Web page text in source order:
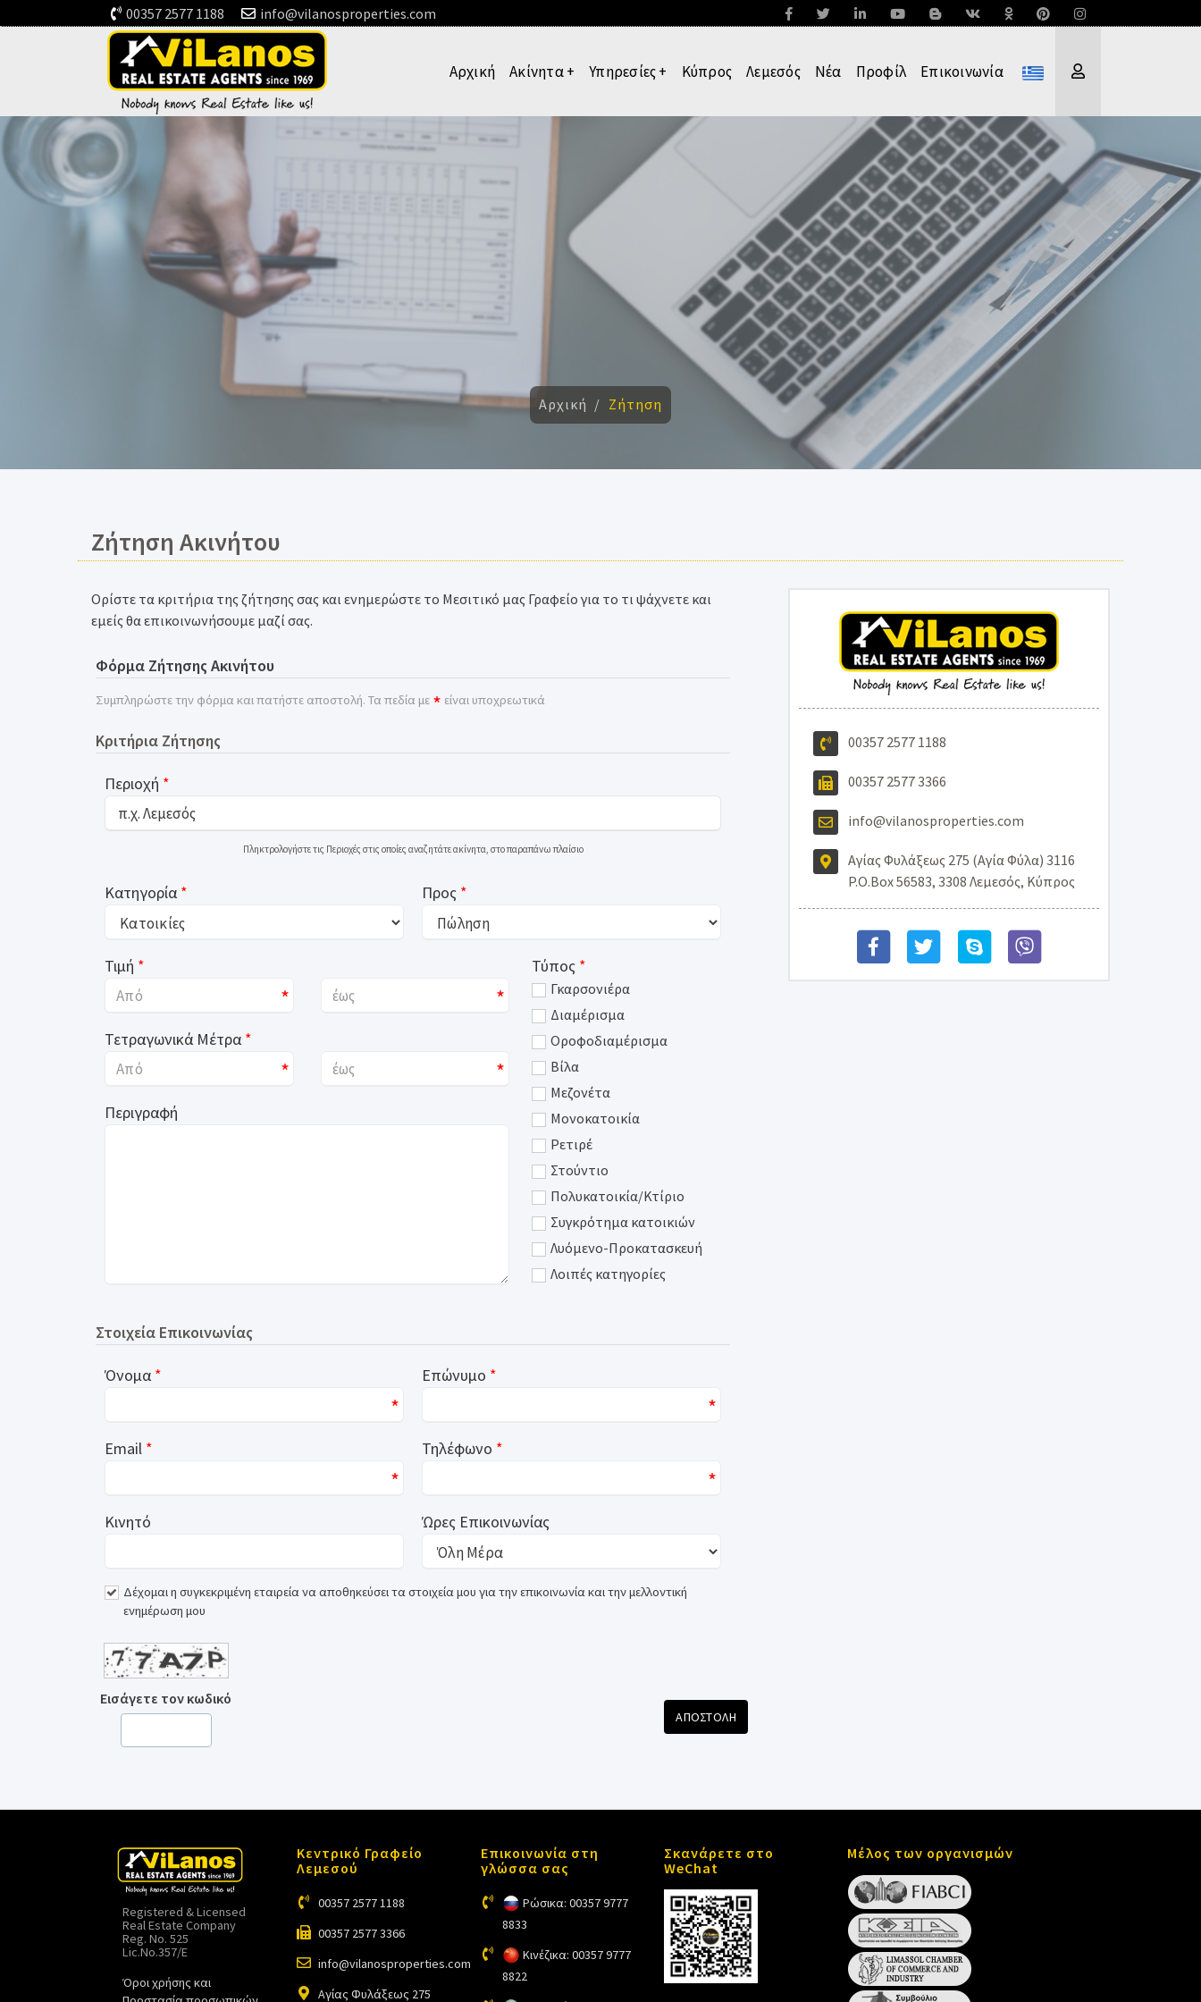
00357 2577 1188 info@vilanosproperties.com
Αρχική Ακίνητα+ Υπηρεσίες+ Κύπρος Λεμεσός Νέα Προφίλ Επικοινωνία
Αρχική Ζήτηση
Ζήτηση Ακινήτου
Ορίστε τα κριτήρια της ζήτησης σας και ενημερώστε το Μεσιτικό μας Γραφείο για το τι ψάχνετε και
εμείς θα επικοινωνήσουμε μαζί σας.
Φόρμα Ζήτησης Ακινήτου
Συμπληρώστε την φόρμα και πατήστε αποστολή. Τα πεδία με * είναι υποχρεωτικά
Κριτήρια Ζήτησης
Περιοχή *
Πληκτρολογήστε τις Περιοχές στις οποίες αναζητάτε ακίνητα, στο παραπάνω πλαίσιο
Κατηγορία* Προς *
Τιμή *
* *
Τετραγωνικά Μέτρα*
* *
Περιγραφή
Τύπος *
Γκαρσονιέρα
Διαμέρισμα
Οροφοδιαμέρισμα
Βίλα
Μεζονέτα
Μονοκατοικία
Ρετιρέ
Στούντιο
Πολυκατοικία/Κτίριο
Συγκρότημα κατοικιών
Λυόμενο-Προκατασκευή
Λοιπές κατηγορίες
Στοιχεία Επικοινωνίας
Όνομα*
*
Επώνυμο *
*
Email *
*
Τηλέφωνο *
*
Κινητό Ώρες Επικοινωνίας
Δέχομαι η συγκεκριμένη εταιρεία να αποθηκεύσει τα στοιχεία μου για την επικοινωνία και την μελλοντική
ενημέρωση μου
Εισάγετε τον κωδικό
ΑΠΟΣΤΟΛΗ
00357 2577 1188
00357 2577 3366
info@vilanosproperties.com
Αγίας Φυλάξεως 275 (Αγία Φύλα) 3116
P.O.Box 56583, 3308 Λεμεσός, Κύπρος
Registered & Licensed
Real Estate Company
Reg. No. 525
Lic.No.357/E
Όροι χρήσης και
Κεντρικό Γραφείο
Λεμεσού
00357 2577 1188
00357 2577 3366
info@vilanosproperties.com
Αγίας Φυλάξεως 275
Επικοινωνία στη
γλώσσα σας
Ρώσικα: 00357 9777
8833
Κινέζικα: 00357 9777
8822
Σκανάρετε στο
WeChat
Μέλος των οργανισμών